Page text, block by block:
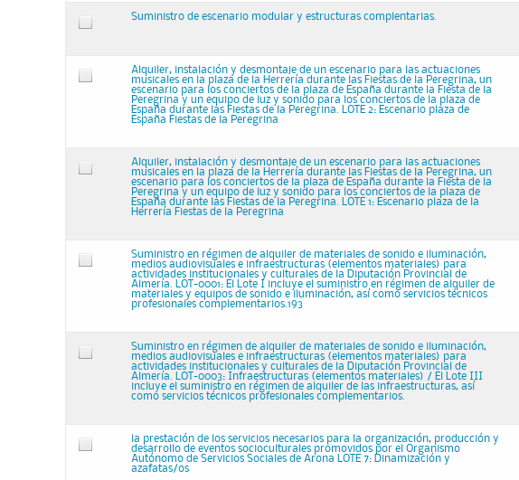
Suministro de escenario modular y estructuras complentarias.
Alquiler, instalación y desmontaje de un escenario para las actuaciones
musicales en la plaza de la Herrería durante las Fiestas de la Peregrina, un
escenario para los conciertos de la plaza de España durante la Fiesta de la
Peregrina y un equipo de luz y sonido para los conciertos de la plaza de
España durante las Fiestas de la Peregrina. LOTE 2: Escenario plaza de
España Fiestas de la Peregrina
Alquiler, instalación y desmontaje de un escenario para las actuaciones
musicales en la plaza de la Herrería durante las Fiestas de la Peregrina, un
escenario para los conciertos de la plaza de España durante la Fiesta de la
Peregrina y un equipo de luz y sonido para los conciertos de la plaza de
España durante las Fiestas de la Peregrina. LOTE 1: Escenario plaza de la
Herrería Fiestas de la Peregrina
Suministro en régimen de alquiler de materiales de sonido e iluminación,
medios audiovisuales e infraestructuras (elementos materiales) para
actividades institucionales y culturales de la Diputación Provincial de
Almería. LOT-0001: El Lote I incluye el suministro en régimen de alquiler de
materiales y equipos de sonido e iluminación, así como servicios técnicos
profesionales complementarios.193
Suministro en régimen de alquiler de materiales de sonido e iluminación,
medios audiovisuales e infraestructuras (elementos materiales) para
actividades institucionales y culturales de la Diputación Provincial de
Almería. LOT-0003: Infraestructuras (elementos materiales) / El Lote III
incluye el suministro en régimen de alquiler de las infraestructuras, así
como servicios técnicos profesionales complementarios.
la prestación de los servicios necesarios para la organización, producción y
desarrollo de eventos socioculturales promovidos por el Organismo
Autónomo de Servicios Sociales de Arona LOTE 7: Dinamización y
azafatas/os